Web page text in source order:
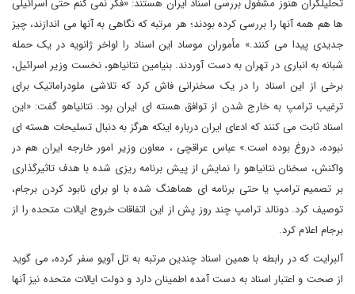
تحلیلگران هنوز مشغول بررسی اسناد ایران هستند: «فکر نمی کنم حتی اسرائیلی
ها هم همه آنها را بررسی کرده بودند؛ هر مرتبه که نگاهی به آنها می اندازند، چیز
جدیدی پیدا می کنند.» مأموران موساد این اسناد را اواخر ژانویه در یک حمله
شبانه به انباری در تهران به دست آوردند. بنیامین نتانیاهو، نخست وزیر اسرائیل،
برخی از این اسناد را در یک سخنرانی فاش کرد که تلاشی ملودراماتیک برای
ترغیب ترامپ به خارج شدن از توافق هسته ای ایران بود. نتانیاهو گفت: «این
اسناد ثابت می کنند که ادعای ایران درباره اینکه هرگز به دنبال تسلیحات هسته ای
نبوده، دروغ بوده است.» عباس عراقچی ، معاون وزیر امور خارجه ایران هم در
واکنش، سخنان نتانیاهو را نمایش از پیش برنامه ریزی شده با هدف تاثیرگذاری
بر تصمیم ترامپ یا حتی برنامه ای هماهنگ شده با او برای نابود کردن برجام،
توصیف کرد. دونالد ترامپ چند روز پش از این اتفاقات خروج ایالات متحده را از
برجام اعلام کرد.
آلبرایت که در رابطه با همین اسناد چندین مرتبه به تل آویو سفر کرده، می گوید
از صحت و اعتبار اسناد به دست آمده اطمینان دارد و دولت ایالات متحده نیز آنها